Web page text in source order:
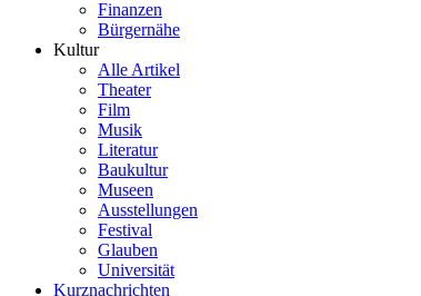
Finanzen
Bürgernähe
Kultur
Alle Artikel
Theater
Film
Musik
Literatur
Baukultur
Museen
Ausstellungen
Festival
Glauben
Universität
Kurznachrichten